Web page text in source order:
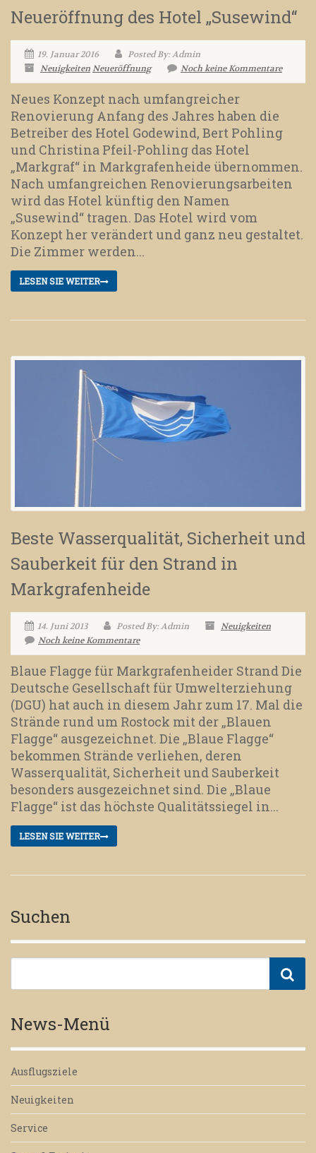
Neueröffnung des Hotel „Susewind“
19. Januar 2016
Posted By: Admin
NeuigkeitenNeueröffnung Noch keine Kommentare
Neues Konzept nach umfangreicher
Renovierung Anfang des Jahres haben die
Betreiber des Hotel Godewind, Bert Pohling
und Christina Pfeil-Pohling das Hotel
„Markgraf“ in Markgrafenheide übernommen.
Nach umfangreichen Renovierungsarbeiten
wird das Hotel künftig den Namen
„Susewind“ tragen. Das Hotel wird vom
Konzept her verändert und ganz neu gestaltet.
Die Zimmer werden...
LESEN SIE WEITER
Beste Wasserqualität, Sicherheit und
Sauberkeit für den Strand in
Markgrafenheide
14. Juni 2013 Posted By: Admin
Neuigkeiten
Noch keine Kommentare
Blaue Flagge für Markgrafenheider Strand Die
Deutsche Gesellschaft für Umwelterziehung
(DGU) hat auch in diesem Jahr zum 17. Mal die
Strände rund um Rostock mit der „Blauen
Flagge“ ausgezeichnet. Die „Blaue Flagge“
bekommen Strände verliehen, deren
Wasserqualität, Sicherheit und Sauberkeit
besonders ausgezeichnet sind. Die „Blaue
Flagge“ ist das höchste Qualitätssiegel in...
LESEN SIE WEITER
Suchen
News-Menü
Ausflugsziele
Neuigkeiten
Service